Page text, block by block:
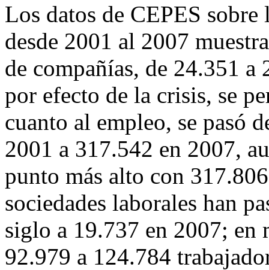
Los datos de CEPES
desde 2001 al 2007
de compañías, de 24.351
por efecto de la crisis, se
cuanto al empleo, se pasó
2001 a 317.542 en 2007,
punto más alto con
sociedades laborales han
siglo a 19.737 en 2007; en
92.979 a 124.784